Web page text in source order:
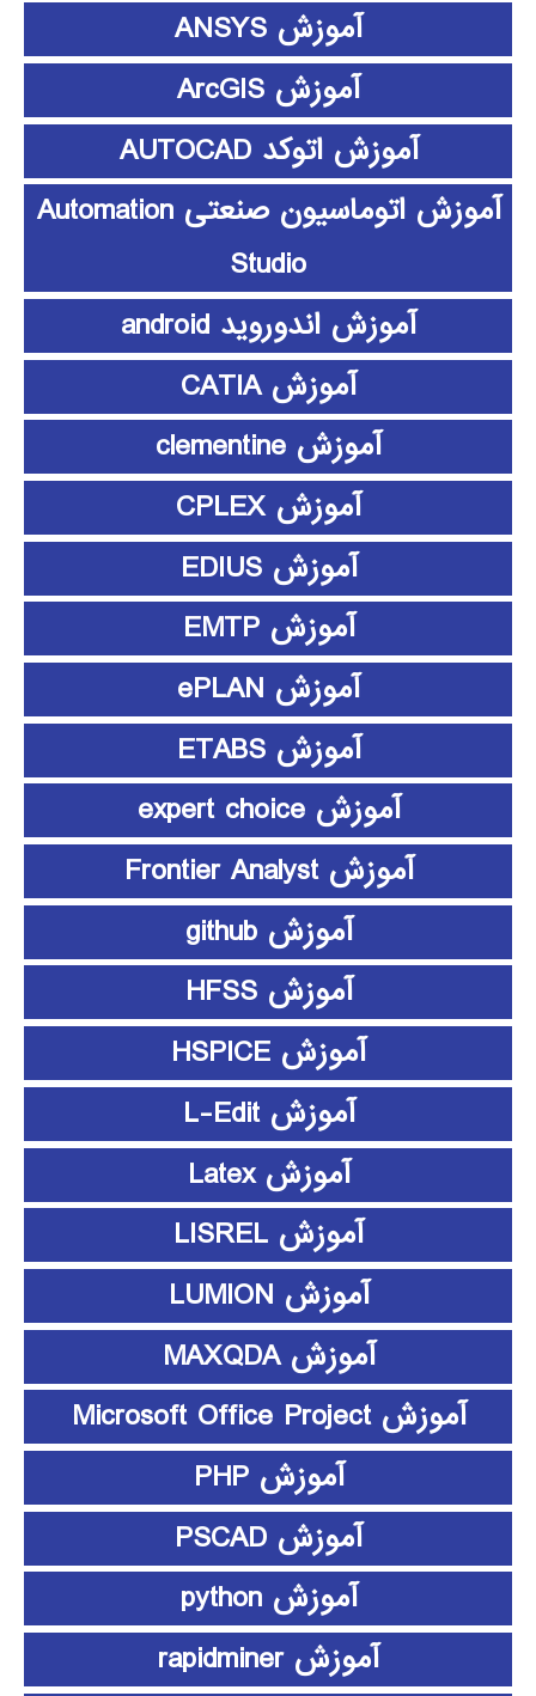
آموزش ANSYS
آموزش ArcGIS
آموزش اتوکد AUTOCAD
آموزش اتوماسیون صنعتی Automation
Studio
آموزش اندوروید android
آموزش CATIA
آموزش clementine
آموزش CPLEX
آموزش EDIUS
آموزش EMTP
آموزش ePLAN
آموزش ETABS
آموزش expert choice
آموزش Frontier Analyst
آموزش github
آموزش HFSS
آموزش HSPICE
آموزش L-Edit
آموزش Latex
آموزش LISREL
آموزش LUMION
آموزش MAXQDA
آموزش Microsoft Office Project
آموزش PHP
آموزش PSCAD
آموزش python
آموزش rapidminer